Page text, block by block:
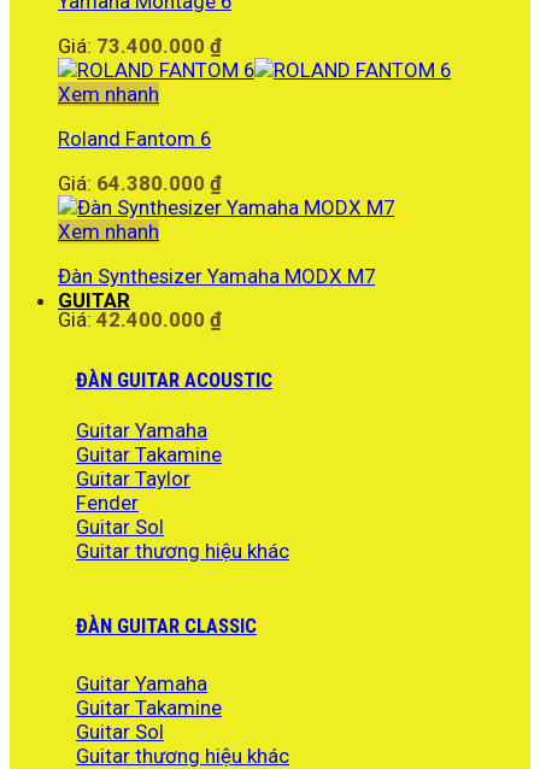
Giá: 73.400.000 ₫
Xem nhanh
Roland Fantom 6
Giá: 64.380.000 ₫
Xem nhanh
Đàn Synthesizer Yamaha MODX M7
Giá: 42.400.000 ₫
GUITAR
ĐÀN GUITAR ACOUSTIC
Guitar Yamaha
Guitar Takamine
Guitar Taylor
Fender
Guitar Sol
Guitar thương hiệu khác
ĐÀN GUITAR CLASSIC
Guitar Yamaha
Guitar Takamine
Guitar Sol
Guitar thương hiệu khác